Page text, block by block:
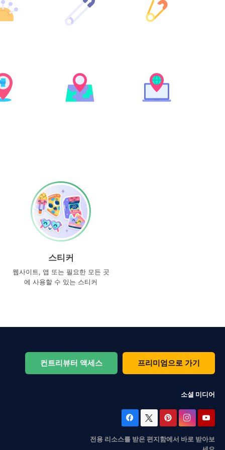
스티커
웹사이트, 앱 또는 필요한 모든 곳
에 사용할 수 있는 스티커
컨트리뷰터 액세스 프리미엄으로 가기
소셜 미디어
전용 리소스를 받은 편지함에서 바로 받아보